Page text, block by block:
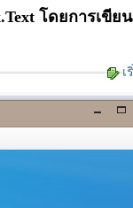
โดยการเขีย
เ